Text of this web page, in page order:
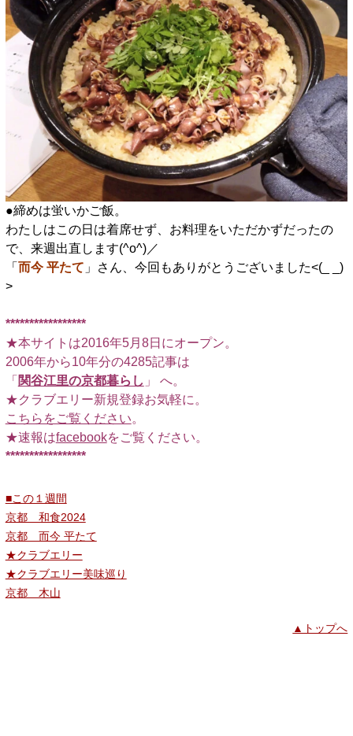
●締めは蛍いかご飯。
わたしはこの日は着席せず、お料理をいただかずだったの
で、来週出直します(^o^)／
「 而今 平たて 」さん、今回もありがとうございました<(_ _)
>
*****************
★本サイトは2016年5月8日にオープン。
2006年から10年分の4285記事は
「 関谷江里の京都暮らし 」 へ。
★クラブエリー新規登録お気軽に。
こちらをご覧ください。
★速報はfacebookをご覧ください。
*****************
■この１週間
京都 和食2024
京都 而今 平たて
★クラブエリー
★クラブエリー美味巡り
京都 木山
▲トップへ